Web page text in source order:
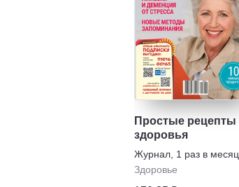
Простые рецепты
здоровья
Журнал 1 раз в месяц
Здоровье